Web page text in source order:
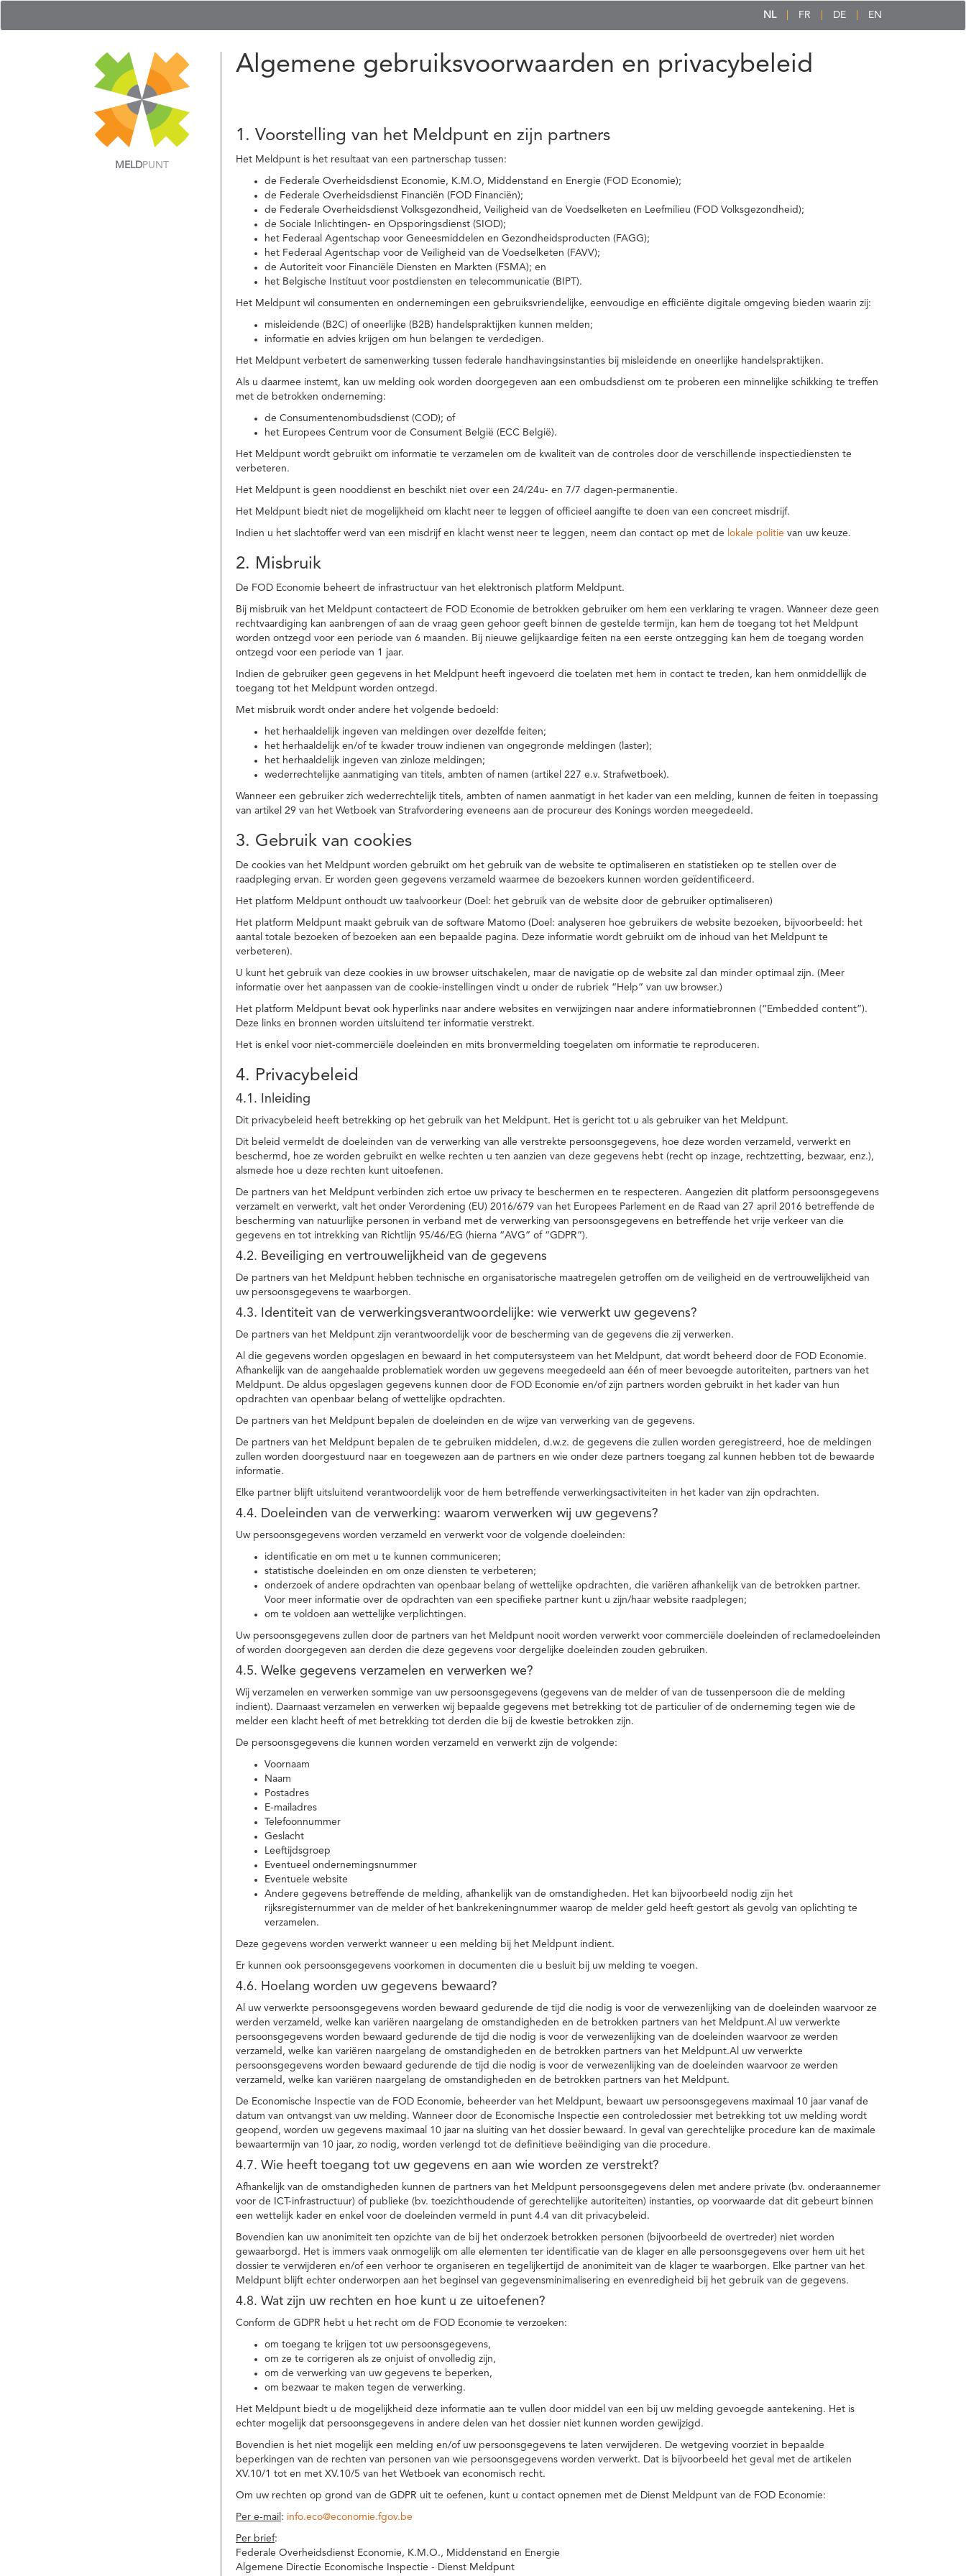
NL FR DE EN
MELDPUNT
Algemene gebruiksvoorwaarden en privacybeleid
1. Voorstelling van het Meldpunt en zijn partners
Het Meldpunt is het resultaat van een partnerschap tussen:
de Federale Overheidsdienst Economie, K.M.O, Middenstand en Energie (FOD Economie);
de Federale Overheidsdienst Financiën (FOD Financiën);
de Federale Overheidsdienst Volksgezondheid, Veiligheid van de Voedselketen en Leefmilieu (FOD Volksgezondheid);
de Sociale Inlichtingen- en Opsporingsdienst (SIOD);
het Federaal Agentschap voor Geneesmiddelen en Gezondheidsproducten (FAGG);
het Federaal Agentschap voor de Veiligheid van de Voedselketen (FAVV);
de Autoriteit voor Financiële Diensten en Markten (FSMA); en
het Belgische Instituut voor postdiensten en telecommunicatie (BIPT).
Het Meldpunt wil consumenten en ondernemingen een gebruiksvriendelijke, eenvoudige en efficiënte digitale omgeving bieden waarin zij:
misleidende (B2C) of oneerlijke (B2B) handelspraktijken kunnen melden;
informatie en advies krijgen om hun belangen te verdedigen.
Het Meldpunt verbetert de samenwerking tussen federale handhavingsinstanties bij misleidende en oneerlijke handelspraktijken.
Als u daarmee instemt, kan uw melding ook worden doorgegeven aan een ombudsdienst om te proberen een minnelijke schikking te treffen
met de betrokken onderneming:
de Consumentenombudsdienst (COD); of
het Europees Centrum voor de Consument België (ECC België).
Het Meldpunt wordt gebruikt om informatie te verzamelen om de kwaliteit van de controles door de verschillende inspectiediensten te
verbeteren.
Het Meldpunt is geen nooddienst en beschikt niet over een 24/24u- en 7/7 dagen-permanentie.
Het Meldpunt biedt niet de mogelijkheid om klacht neer te leggen of officieel aangifte te doen van een concreet misdrijf.
Indien u het slachtoffer werd van een misdrijf en klacht wenst neer te leggen, neem dan contact op met de lokale politie van uw keuze.
2. Misbruik
De FOD Economie beheert de infrastructuur van het elektronisch platform Meldpunt.
Bij misbruik van het Meldpunt contacteert de FOD Economie de betrokken gebruiker om hem een verklaring te vragen. Wanneer deze geen
rechtvaardiging kan aanbrengen of aan de vraag geen gehoor geeft binnen de gestelde termijn, kan hem de toegang tot het Meldpunt
worden ontzegd voor een periode van 6 maanden. Bij nieuwe gelijkaardige feiten na een eerste ontzegging kan hem de toegang worden
ontzegd voor een periode van 1 jaar.
Indien de gebruiker geen gegevens in het Meldpunt heeft ingevoerd die toelaten met hem in contact te treden, kan hem onmiddellijk de
toegang tot het Meldpunt worden ontzegd.
Met misbruik wordt onder andere het volgende bedoeld:
het herhaaldelijk ingeven van meldingen over dezelfde feiten;
het herhaaldelijk en/of te kwader trouw indienen van ongegronde meldingen (laster);
het herhaaldelijk ingeven van zinloze meldingen;
wederrechtelijke aanmatiging van titels, ambten of namen (artikel 227 e.v. Strafwetboek).
Wanneer een gebruiker zich wederrechtelijk titels, ambten of namen aanmatigt in het kader van een melding, kunnen de feiten in toepassing
van artikel 29 van het Wetboek van Strafvordering eveneens aan de procureur des Konings worden meegedeeld.
3. Gebruik van cookies
De cookies van het Meldpunt worden gebruikt om het gebruik van de website te optimaliseren en statistieken op te stellen over de
raadpleging ervan. Er worden geen gegevens verzameld waarmee de bezoekers kunnen worden geïdentificeerd.
Het platform Meldpunt onthoudt uw taalvoorkeur (Doel: het gebruik van de website door de gebruiker optimaliseren)
Het platform Meldpunt maakt gebruik van de software Matomo (Doel: analyseren hoe gebruikers de website bezoeken, bijvoorbeeld: het
aantal totale bezoeken of bezoeken aan een bepaalde pagina. Deze informatie wordt gebruikt om de inhoud van het Meldpunt te
verbeteren).
U kunt het gebruik van deze cookies in uw browser uitschakelen, maar de navigatie op de website zal dan minder optimaal zijn. (Meer
informatie over het aanpassen van de cookie-instellingen vindt u onder de rubriek “Help” van uw browser.)
Het platform Meldpunt bevat ook hyperlinks naar andere websites en verwijzingen naar andere informatiebronnen (“Embedded content”).
Deze links en bronnen worden uitsluitend ter informatie verstrekt.
Het is enkel voor niet-commerciële doeleinden en mits bronvermelding toegelaten om informatie te reproduceren.
4. Privacybeleid
4.1. Inleiding
Dit privacybeleid heeft betrekking op het gebruik van het Meldpunt. Het is gericht tot u als gebruiker van het Meldpunt.
Dit beleid vermeldt de doeleinden van de verwerking van alle verstrekte persoonsgegevens, hoe deze worden verzameld, verwerkt en
beschermd, hoe ze worden gebruikt en welke rechten u ten aanzien van deze gegevens hebt (recht op inzage, rechtzetting, bezwaar, enz.),
alsmede hoe u deze rechten kunt uitoefenen.
De partners van het Meldpunt verbinden zich ertoe uw privacy te beschermen en te respecteren. Aangezien dit platform persoonsgegevens
verzamelt en verwerkt, valt het onder Verordening (EU) 2016/679 van het Europees Parlement en de Raad van 27 april 2016 betreffende de
bescherming van natuurlijke personen in verband met de verwerking van persoonsgegevens en betreffende het vrije verkeer van die
gegevens en tot intrekking van Richtlijn 95/46/EG (hierna “AVG” of “GDPR”).
4.2. Beveiliging en vertrouwelijkheid van de gegevens
De partners van het Meldpunt hebben technische en organisatorische maatregelen getroffen om de veiligheid en de vertrouwelijkheid van
uw persoonsgegevens te waarborgen.
4.3. Identiteit van de verwerkingsverantwoordelijke: wie verwerkt uw gegevens?
De partners van het Meldpunt zijn verantwoordelijk voor de bescherming van de gegevens die zij verwerken.
Al die gegevens worden opgeslagen en bewaard in het computersysteem van het Meldpunt, dat wordt beheerd door de FOD Economie.
Afhankelijk van de aangehaalde problematiek worden uw gegevens meegedeeld aan één of meer bevoegde autoriteiten, partners van het
Meldpunt. De aldus opgeslagen gegevens kunnen door de FOD Economie en/of zijn partners worden gebruikt in het kader van hun
opdrachten van openbaar belang of wettelijke opdrachten.
De partners van het Meldpunt bepalen de doeleinden en de wijze van verwerking van de gegevens.
De partners van het Meldpunt bepalen de te gebruiken middelen, d.w.z. de gegevens die zullen worden geregistreerd, hoe de meldingen
zullen worden doorgestuurd naar en toegewezen aan de partners en wie onder deze partners toegang zal kunnen hebben tot de bewaarde
informatie.
Elke partner blijft uitsluitend verantwoordelijk voor de hem betreffende verwerkingsactiviteiten in het kader van zijn opdrachten.
4.4. Doeleinden van de verwerking: waarom verwerken wij uw gegevens?
Uw persoonsgegevens worden verzameld en verwerkt voor de volgende doeleinden:
identificatie en om met u te kunnen communiceren;
statistische doeleinden en om onze diensten te verbeteren;
onderzoek of andere opdrachten van openbaar belang of wettelijke opdrachten, die variëren afhankelijk van de betrokken partner.
Voor meer informatie over de opdrachten van een specifieke partner kunt u zijn/haar website raadplegen;
om te voldoen aan wettelijke verplichtingen.
Uw persoonsgegevens zullen door de partners van het Meldpunt nooit worden verwerkt voor commerciële doeleinden of reclamedoeleinden
of worden doorgegeven aan derden die deze gegevens voor dergelijke doeleinden zouden gebruiken.
4.5. Welke gegevens verzamelen en verwerken we?
Wij verzamelen en verwerken sommige van uw persoonsgegevens (gegevens van de melder of van de tussenpersoon die de melding
indient). Daarnaast verzamelen en verwerken wij bepaalde gegevens met betrekking tot de particulier of de onderneming tegen wie de
melder een klacht heeft of met betrekking tot derden die bij de kwestie betrokken zijn.
De persoonsgegevens die kunnen worden verzameld en verwerkt zijn de volgende:
Voornaam
Naam
Postadres
E-mailadres
Telefoonnummer
Geslacht
Leeftijdsgroep
Eventueel ondernemingsnummer
Eventuele website
Andere gegevens betreffende de melding, afhankelijk van de omstandigheden. Het kan bijvoorbeeld nodig zijn het
rijksregisternummer van de melder of het bankrekeningnummer waarop de melder geld heeft gestort als gevolg van oplichting te
verzamelen.
Deze gegevens worden verwerkt wanneer u een melding bij het Meldpunt indient.
Er kunnen ook persoonsgegevens voorkomen in documenten die u besluit bij uw melding te voegen.
4.6. Hoelang worden uw gegevens bewaard?
Al uw verwerkte persoonsgegevens worden bewaard gedurende de tijd die nodig is voor de verwezenlijking van de doeleinden waarvoor ze
werden verzameld, welke kan variëren naargelang de omstandigheden en de betrokken partners van het Meldpunt.Al uw verwerkte
persoonsgegevens worden bewaard gedurende de tijd die nodig is voor de verwezenlijking van de doeleinden waarvoor ze werden
verzameld, welke kan variëren naargelang de omstandigheden en de betrokken partners van het Meldpunt.Al uw verwerkte
persoonsgegevens worden bewaard gedurende de tijd die nodig is voor de verwezenlijking van de doeleinden waarvoor ze werden
verzameld, welke kan variëren naargelang de omstandigheden en de betrokken partners van het Meldpunt.
De Economische Inspectie van de FOD Economie, beheerder van het Meldpunt, bewaart uw persoonsgegevens maximaal 10 jaar vanaf de
datum van ontvangst van uw melding. Wanneer door de Economische Inspectie een controledossier met betrekking tot uw melding wordt
geopend, worden uw gegevens maximaal 10 jaar na sluiting van het dossier bewaard. In geval van gerechtelijke procedure kan de maximale
bewaartermijn van 10 jaar, zo nodig, worden verlengd tot de definitieve beëindiging van die procedure.
4.7. Wie heeft toegang tot uw gegevens en aan wie worden ze verstrekt?
Afhankelijk van de omstandigheden kunnen de partners van het Meldpunt persoonsgegevens delen met andere private (bv. onderaannemer
voor de ICT-infrastructuur) of publieke (bv. toezichthoudende of gerechtelijke autoriteiten) instanties, op voorwaarde dat dit gebeurt binnen
een wettelijk kader en enkel voor de doeleinden vermeld in punt 4.4 van dit privacybeleid.
Bovendien kan uw anonimiteit ten opzichte van de bij het onderzoek betrokken personen (bijvoorbeeld de overtreder) niet worden
gewaarborgd. Het is immers vaak onmogelijk om alle elementen ter identificatie van de klager en alle persoonsgegevens over hem uit het
dossier te verwijderen en/of een verhoor te organiseren en tegelijkertijd de anonimiteit van de klager te waarborgen. Elke partner van het
Meldpunt blijft echter onderworpen aan het beginsel van gegevensminimalisering en evenredigheid bij het gebruik van de gegevens.
4.8. Wat zijn uw rechten en hoe kunt u ze uitoefenen?
Conform de GDPR hebt u het recht om de FOD Economie te verzoeken:
om toegang te krijgen tot uw persoonsgegevens,
om ze te corrigeren als ze onjuist of onvolledig zijn,
om de verwerking van uw gegevens te beperken,
om bezwaar te maken tegen de verwerking.
Het Meldpunt biedt u de mogelijkheid deze informatie aan te vullen door middel van een bij uw melding gevoegde aantekening. Het is
echter mogelijk dat persoonsgegevens in andere delen van het dossier niet kunnen worden gewijzigd.
Bovendien is het niet mogelijk een melding en/of uw persoonsgegevens te laten verwijderen. De wetgeving voorziet in bepaalde
beperkingen van de rechten van personen van wie persoonsgegevens worden verwerkt. Dat is bijvoorbeeld het geval met de artikelen
XV.10/1 tot en met XV.10/5 van het Wetboek van economisch recht.
Om uw rechten op grond van de GDPR uit te oefenen, kunt u contact opnemen met de Dienst Meldpunt van de FOD Economie:
Per e-mail : info.eco@economie.fgov.be
Per brief:
Federale Overheidsdienst Economie, K.M.O., Middenstand en Energie
Algemene Directie Economische Inspectie - Dienst Meldpunt